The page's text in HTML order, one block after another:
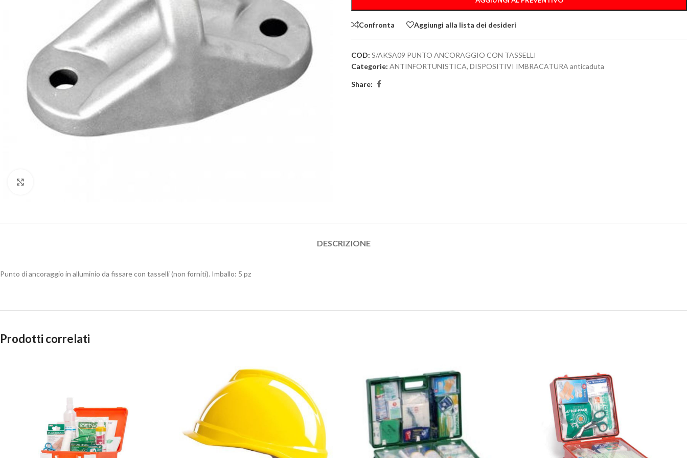
Confronta Aggiungi alla lista dei desideri
COD: S/AKSA09 PUNTO ANCORAGGIO CON TASSELLI
Categorie: ANTINFORTUNISTICA, DISPOSITIVI IMBRACATURA anticaduta
Share:
DESCRIZIONE
Punto di ancoraggio in alluminio da fissare con tasselli (non forniti). Imballo: 5 pz
Prodotti correlati